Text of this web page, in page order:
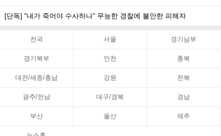
[단독] "내가 죽어야 수사하나" 무능한 경찰에 불안한 피해자
전국 서울 경기남부
경기북부 인천 충북
대전/세종/충남 강원 전북
광주/전남 대구/경북 경남
부산 울산 제주